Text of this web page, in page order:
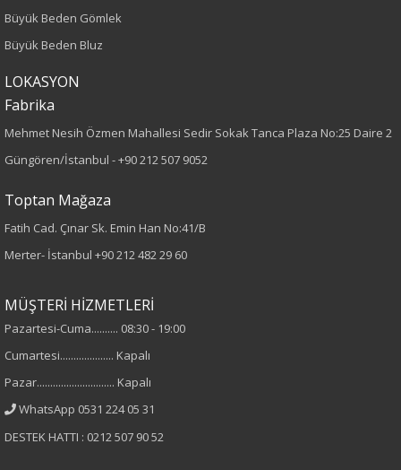
75
Kumaş Tipi
Örme
Desen
Baskılı
Kumaş
%95 Pamuk
%5 Elastan
Yaka Tipi
Bisiklet Yaka
Cinsiyet
Büyük Beden Gömlek
Büyük Beden Bluz
LOKASYON
Fabrika
Mehmet Nesih Özmen Mahallesi Sedir Sokak Tanca Plaza No:25 Daire 2
Güngören/İstanbul -+90 212 507 9052
Toptan Mağaza
Fatih Cad. Çınar Sk. Emin Han No:41/B
Merter- İstanbul +90 212 482 29 60
MÜŞTERİ HİZMETLERİ
Pazartesi-Cuma.......... 08:30 - 19:00
Cumartesi.................... Kapalı
Pazar............................. Kapalı
WhatsApp 0531 224 05 31
DESTEK HATTI : 0212 507 90 52